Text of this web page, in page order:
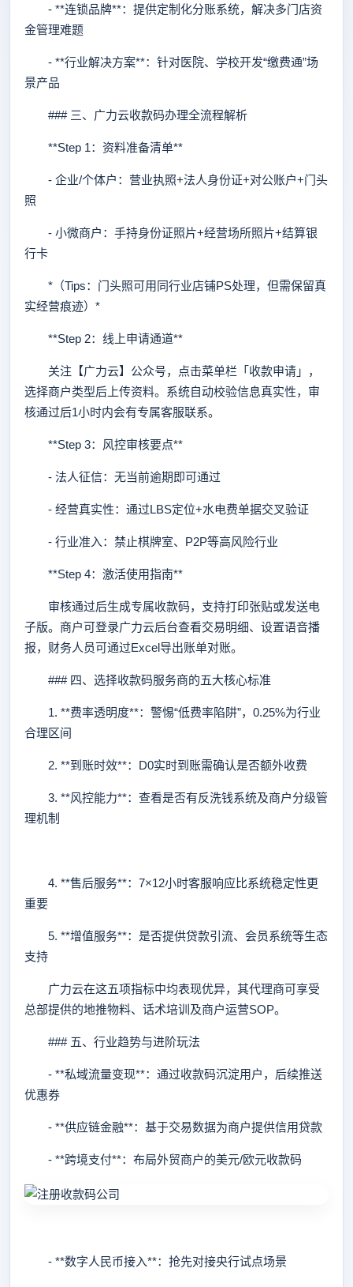
- **连锁品牌**：提供定制化分账系统，解决多门店资
金管理难题
- **行业解决方案**：针对医院、学校开发“缴费通”场
景产品
### 三、广力云收款码办理全流程解析
**Step 1：资料准备清单**
- 企业/个体户：营业执照+法人身份证+对公账户+门头
照
- 小微商户：手持身份证照片+经营场所照片+结算银
行卡
*（Tips：门头照可用同行业店铺PS处理，但需保留真
实经营痕迹）*
**Step 2：线上申请通道**
关注【广力云】公众号，点击菜单栏「收款申请」，
选择商户类型后上传资料。系统自动校验信息真实性，审
核通过后1小时内会有专属客服联系。
**Step 3：风控审核要点**
- 法人征信：无当前逾期即可通过
- 经营真实性：通过LBS定位+水电费单据交叉验证
- 行业准入：禁止棋牌室、P2P等高风险行业
**Step 4：激活使用指南**
审核通过后生成专属收款码，支持打印张贴或发送电
子版。商户可登录广力云后台查看交易明细、设置语音播
报，财务人员可通过Excel导出账单对账。
### 四、选择收款码服务商的五大核心标准
1. **费率透明度**：警惕“低费率陷阱”，0.25%为行业
合理区间
2. **到账时效**：D0实时到账需确认是否额外收费
3. **风控能力**：查看是否有反洗钱系统及商户分级管
理机制
4. **售后服务**：7×12小时客服响应比系统稳定性更
重要
5. **增值服务**：是否提供贷款引流、会员系统等生态
支持
广力云在这五项指标中均表现优异，其代理商可享受
总部提供的地推物料、话术培训及商户运营SOP。
### 五、行业趋势与进阶玩法
- **私域流量变现**：通过收款码沉淀用户，后续推送
优惠券
- **供应链金融**：基于交易数据为商户提供信用贷款
- **跨境支付**：布局外贸商户的美元/欧元收款码
- **数字人民币接入**：抢先对接央行试点场景